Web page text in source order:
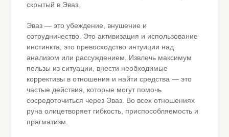
скрытый в Эваз.
Эваз — это убеждение, внушение и
сотрудничество. Это активизация и использование
инстинкта, это превосходство интуиции над
анализом или рассуждением. Извлечь максимум
пользы из ситуации, внести необходимые
коррективы в отношения и найти средства — это
частые действия, которые могут помочь
сосредоточиться через Эваз. Во всех отношениях
руна олицетворяет гибкость, приспособляемость и
прагматизм.